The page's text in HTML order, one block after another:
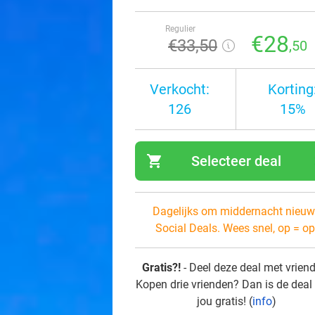
Regulier
€33,50 €28,50
Verkocht:
126
15%
shopping_cart Selecteer deal
Dagelijks om middernacht
Social Deals. Wees snel, op =
Gratis?! - Deel deze deal met
Kopen drie vrienden? Dan is de
jou gratis! (info)